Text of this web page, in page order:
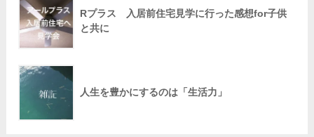
Rプラス 入居前住宅見学に行った感想for子供
と共に
人生を豊かにするのは「生活力」